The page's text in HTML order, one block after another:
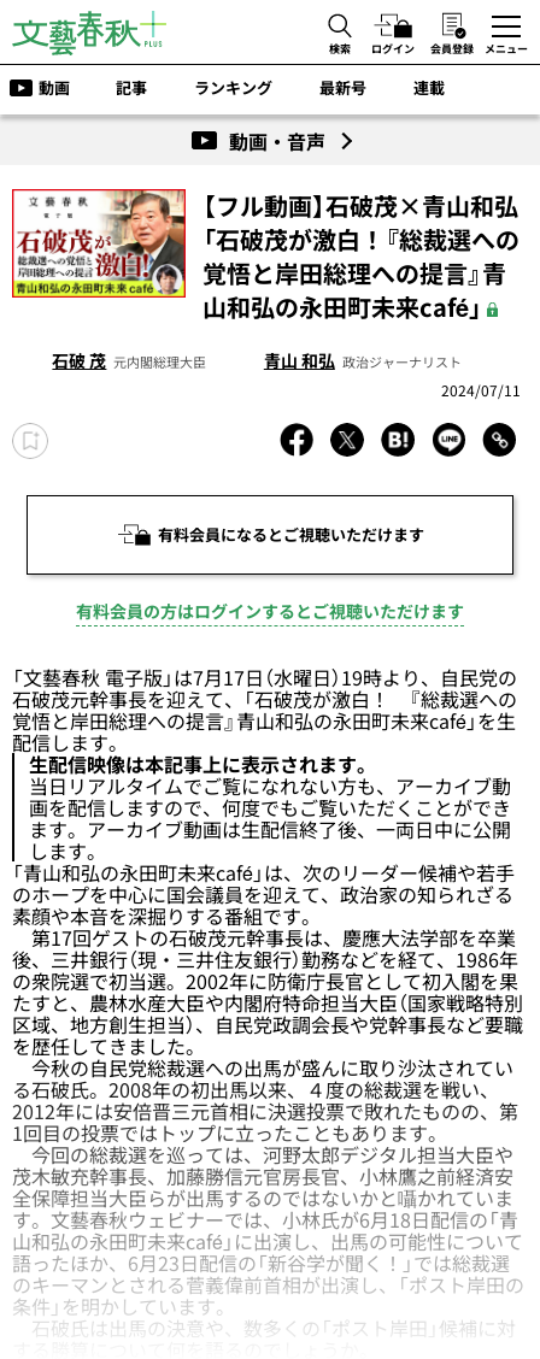
検索 ログイン 会員登録 メニュー
動画 記事 ランキング 最新号 連載
動画・音声
【フル動画】石破茂×青山和弘
「石破茂が激白！『総裁選への
覚悟と岸田総理への提言』青
山和弘の永田町未来café」
石破 茂 元内閣総理大臣 青山 和弘 政治ジャーナリスト
2024/07/11
有料会員になるとご視聴いただけます
有料会員の方はログインするとご視聴いただけます
「文藝春秋 電子版」は7月17日（水曜日）19時より、自民党の
石破茂元幹事長を迎えて、「石破茂が激白！ 『総裁選への
覚悟と岸田総理への提言』青山和弘の永田町未来café」を生
配信します。
生配信映像は本記事上に表示されます。
当日リアルタイムでご覧になれない方も、アーカイブ動
画を配信しますので、何度でもご覧いただくことができ
ます。アーカイブ動画は生配信終了後、一両日中に公開
します。
「青山和弘の永田町未来café」は、次のリーダー候補や若手
のホープを中心に国会議員を迎えて、政治家の知られざる
素顔や本音を深掘りする番組です。
第17回ゲストの石破茂元幹事長は、慶應大法学部を卒業
後、三井銀行（現・三井住友銀行）勤務などを経て、1986年
の衆院選で初当選。2002年に防衛庁長官として初入閣を果
たすと、農林水産大臣や内閣府特命担当大臣（国家戦略特別
区域、地方創生担当）、自民党政調会長や党幹事長など要職
を歴任してきました。
今秋の自民党総裁選への出馬が盛んに取り沙汰されてい
る石破氏。2008年の初出馬以来、４度の総裁選を戦い、
2012年には安倍晋三元首相に決選投票で敗れたものの、第
1回目の投票ではトップに立ったこともあります。
今回の総裁選を巡っては、河野太郎デジタル担当大臣や
茂木敏充幹事長、加藤勝信元官房長官、小林鷹之前経済安
全保障担当大臣らが出馬するのではないかと囁かれていま
す。文藝春秋ウェビナーでは、小林氏が6月18日配信の「青
山和弘の永田町未来café」 に出演し、出馬の可能性について
語ったほか、 6月23日配信の「新谷学が聞く！」では総裁選
のキーマンとされる菅義偉前首相が出演し、「ポスト岸田の
条件」を明かしています。
石破氏は出馬の決意や、数多くの「ポスト岸田」候補に対